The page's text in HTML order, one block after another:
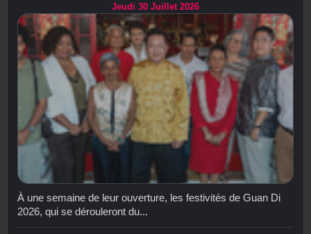
Jeudi 30 Juillet 2026
À une semaine de leur ouverture, les festivités de Guan Di
2026, qui se dérouleront du...